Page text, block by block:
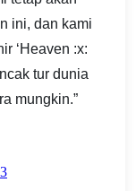
ini, dan kami
‘Heaven :x:
tur dunia
mungkin.”